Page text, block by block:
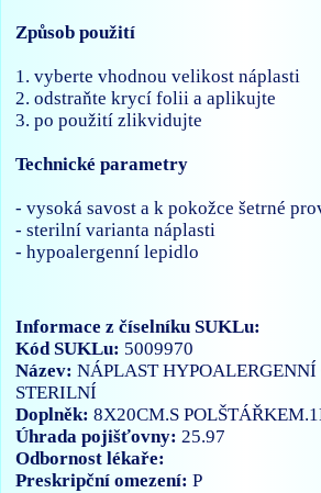
Způsob použití
1. vyberte vhodnou velikost náplasti
2. odstraňte krycí folii a aplikujte
3. po použití zlikvidujte
Technické parametry
- vysoká savost a k pokožce šetrné
- sterilní varianta náplasti
- hypoalergenní lepidlo
Informace z číselníku SUKLu:
Kód SUKLu: 5009970
Název:NÁPLAST HYPOALERGENNÍ
STERILNÍ
Doplněk:8X20CM.S
Úhrada pojišťovny:25.97
Odbornost lékaře:
Preskripční omezení:P